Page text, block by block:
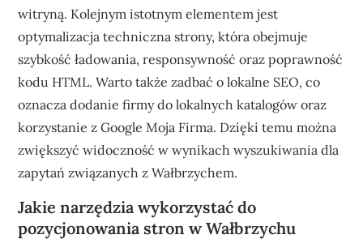
witryną. Kolejnym istotnym elementem jest
optymalizacja techniczna strony, która obejmuje
szybkość ładowania, responsywność oraz poprawność
kodu HTML. Warto także zadbać o lokalne SEO, co
oznacza dodanie firmy do lokalnych katalogów oraz
korzystanie z Google Moja Firma. Dzięki temu można
zwiększyć widoczność w wynikach wyszukiwania dla
zapytań związanych z Wałbrzychem.
Jakie narzędzia wykorzystać do
pozycjonowania stron w Wałbrzychu